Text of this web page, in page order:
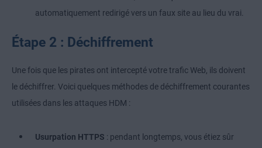
automatiquement redirigé vers un faux site au lieu du vrai.
Étape 2 : Déchiffrement
Une fois que les pirates ont intercepté votre trafic Web, ils doivent
le déchiffrer. Voici quelques méthodes de déchiffrement courantes
utilisées dans les attaques HDM :
Usurpation HTTPS : pendant longtemps, vous étiez sûr